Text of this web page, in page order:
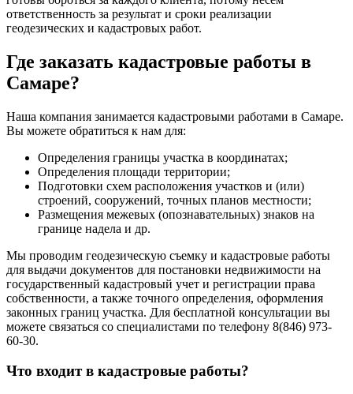
ответственность за результат и сроки реализации
геодезических и кадастровых работ.
Где заказать кадастровые работы в
Самаре?
Наша компания занимается кадастровыми работами в Самаре.
Вы можете обратиться к нам для:
Определения границы участка в координатах;
Определения площади территории;
Подготовки схем расположения участков и (или)
строений, сооружений, точных планов местности;
Размещения межевых (опознавательных) знаков на
границе надела и др.
Мы проводим геодезическую съемку и кадастровые работы
для выдачи документов для постановки недвижимости на
государственный кадастровый учет и регистрации права
собственности, а также точного определения, оформления
законных границ участка. Для бесплатной консультации вы
можете связаться со специалистами по телефону 8(846) 973-
60-30.
Что входит в кадастровые работы?